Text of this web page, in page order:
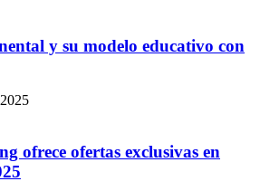
y su modelo educativo con
ofrece ofertas exclusivas en